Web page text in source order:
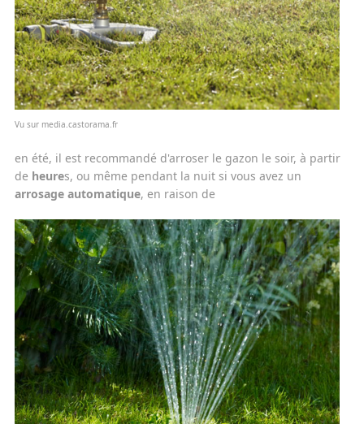
Vu sur media.castorama.fr
en été, il est recommandé d'arroser le gazon le soir, à partir
de heures, ou même pendant la nuit si vous avez un
arrosage automatique, en raison de